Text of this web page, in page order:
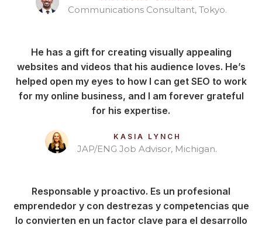
Communications Consultant, Tokyo.
He has a gift for creating visually appealing
websites and videos that his audience loves. He’s
helped open my eyes to how I can get SEO to work
for my online business, and I am forever grateful
for his expertise.
KASIA LYNCH
JAP/ENG Job Advisor, Michigan.
Responsable y proactivo. Es un profesional
emprendedor y con destrezas y competencias que
lo convierten en un factor clave para el desarrollo